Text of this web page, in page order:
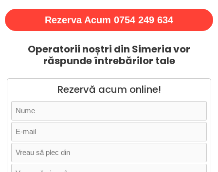
Rezerva Acum 0754 249 634
Operatorii noștri din Simeria vor
răspunde întrebărilor tale
Rezervă acum online!